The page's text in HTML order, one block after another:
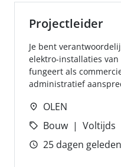
Projectleider
Je bent
elektro-installaties
fungeert als
administratief
OLEN
Bouw
Voltijds
25 dagen geleden